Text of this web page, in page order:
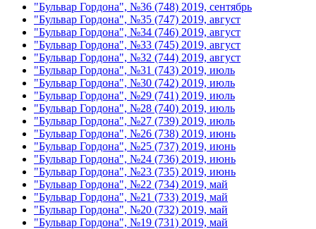
"Бульвар Гордона", №36 (748) 2019, сентябрь
"Бульвар Гордона", №35 (747) 2019, август
"Бульвар Гордона", №34 (746) 2019, август
"Бульвар Гордона", №33 (745) 2019, август
"Бульвар Гордона", №32 (744) 2019, август
"Бульвар Гордона", №31 (743) 2019, июль
"Бульвар Гордона", №30 (742) 2019, июль
"Бульвар Гордона", №29 (741) 2019, июль
"Бульвар Гордона", №28 (740) 2019, июль
"Бульвар Гордона", №27 (739) 2019, июль
"Бульвар Гордона", №26 (738) 2019, июнь
"Бульвар Гордона", №25 (737) 2019, июнь
"Бульвар Гордона", №24 (736) 2019, июнь
"Бульвар Гордона", №23 (735) 2019, июнь
"Бульвар Гордона", №22 (734) 2019, май
"Бульвар Гордона", №21 (733) 2019, май
"Бульвар Гордона", №20 (732) 2019, май
"Бульвар Гордона", №19 (731) 2019, май